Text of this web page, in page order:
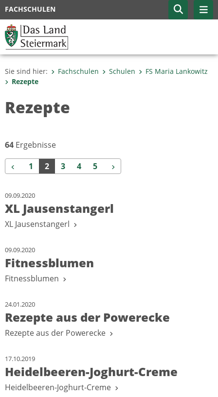
FACHSCHULEN
Sie sind hier: Fachschulen Schulen
FS Maria Lankowitz
Rezepte
Rezepte
64 Ergebnisse
Zurück
1 2 3 4 5 Weiter
09.09.2020
XL Jausenstangerl
XL Jausenstangerl
09.09.2020
Fitnessblumen
Fitnessblumen
24.01.2020
Rezepte aus der Powerecke
Rezepte aus der Powerecke
17.10.2019
Heidelbeeren-Joghurt-Creme
Heidelbeeren-Joghurt-Creme